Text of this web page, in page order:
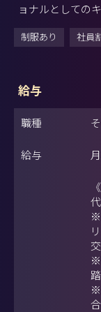
ョナルとしての
制服あり 社員
給与
職種
給与
※
※
※